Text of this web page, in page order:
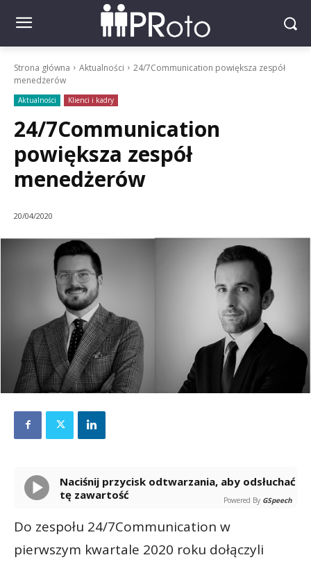
Strona główna Aktualności
24/7Communication powiększa zespół
menedżerów
Aktualności Klienci i kadry
24/7Communication
powiększa zespół
menedżerów
20/04/2020
Naciśnij przycisk odtwarzania, aby odsłuchać
tę zawartość
Powered By GSpeech
Do zespołu 24/7Communication w
pierwszym kwartale 2020 roku dołączyli